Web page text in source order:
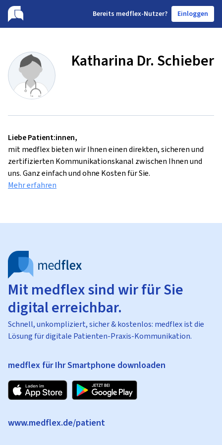
Bereits medflex-Nutzer? Einloggen
Katharina Dr. Schieber
Liebe Patient:innen,
mit medflex bieten wir Ihnen einen direkten, sicheren und
zertifizierten Kommunikationskanal zwischen Ihnen und
uns. Ganz einfach und ohne Kosten für Sie.
Mehr erfahren
Mit medflex sind wir für Sie
digital erreichbar.
Schnell, unkompliziert, sicher & kostenlos: medflex ist die
Lösung für digitale Patienten-Praxis-Kommunikation.
medflex für Ihr Smartphone downloaden
www.medflex.de/patient